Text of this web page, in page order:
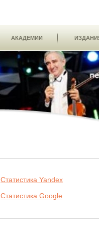
АКАДЕМИИ
Статистика Yandex
Статистика Google